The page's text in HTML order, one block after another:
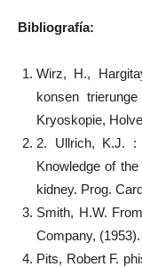
Bibliografía:
Wirz, H.,
konsen
Kryoskopie,
2. Ullrich, K.J. :
Knowledge of
kidney. Prog.
Smith, H.W.
Company, (1953).
Pits, Robert F.